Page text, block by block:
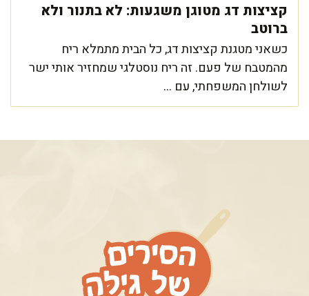
קציצות דג מטוגן משגעות: לא בתנור ולא
ברוטב
כשאני מטגנת קציצות דג, כל הבית מתמלא ריח
מהמטבח של פעם. זה ריח נוסטלגי שמחזיר אותי ישר
לשולחן המשפחתי, עם ...